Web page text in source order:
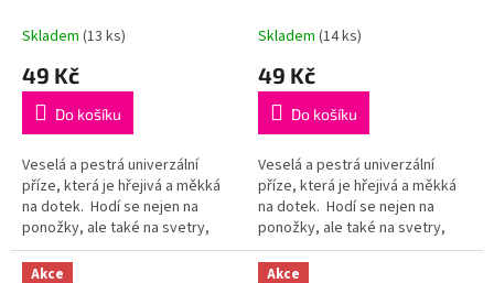
Skladem (13 ks)
49 Kč
Do košíku
Veselá a pestrá univerzální
příze, která je hřejivá a měkká
na dotek. Hodí se nejen na
ponožky, ale také na svetry,
kardigany či čepice! Složení:
75% vlna, 25% polyamid...
Skladem (14 ks)
49 Kč
Do košíku
Veselá a pestrá univerzální
příze, která je hřejivá a měkká
na dotek. Hodí se nejen na
ponožky, ale také na svetry,
kardigany či čepice! Složení:
75% vlna, 25% polyamid...
Akce Akce